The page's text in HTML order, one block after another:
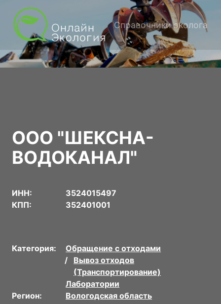
Справочники эколога
ООО "ШЕКСНА-
ВОДОКАНАЛ"
ИНН:
3524015497
КПП:
352401001
Категория:
Обращение с отходами
Вывоз отходов
(Транспортирование)
Лаборатории
Регион:
Вологодская область